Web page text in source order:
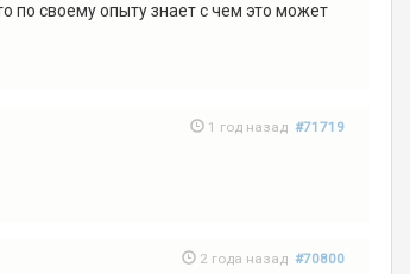
по своему опыту знает с чем это может
1 год назад #71719
2 года назад #70800